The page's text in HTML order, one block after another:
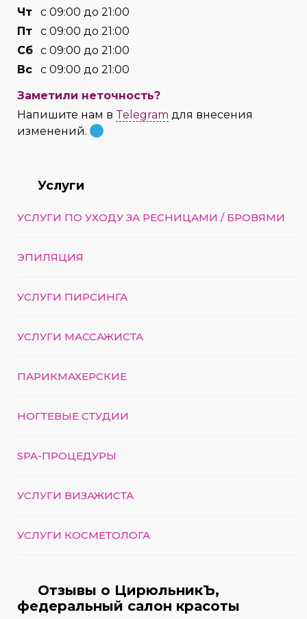
Чт
с 09:00 до 21:00
Пт
с 09:00 до 21:00
Сб с 09:00 до 21:00
Вс
с 09:00 до 21:00
Заметили неточность?
Напишите нам в Telegram для внесения
изменений.
Услуги
УСЛУГИ ПО УХОДУ ЗА РЕСНИЦАМИ / БРОВЯМИ
ЭПИЛЯЦИЯ
УСЛУГИ ПИРСИНГА
УСЛУГИ МАССАЖИСТА
ПАРИКМАХЕРСКИЕ
НОГТЕВЫЕ СТУДИИ
SPA-ПРОЦЕДУРЫ
УСЛУГИ ВИЗАЖИСТА
УСЛУГИ КОСМЕТОЛОГА
Отзывы о ЦирюльникЪ,
федеральный салон красоты